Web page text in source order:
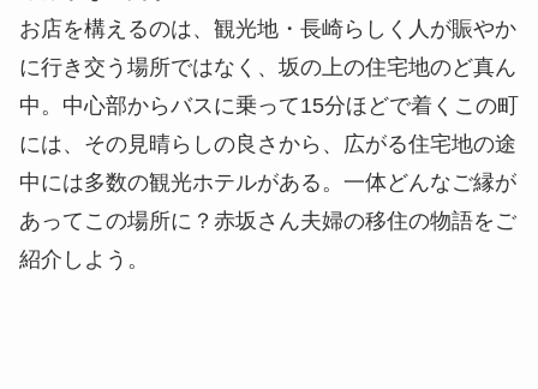
お店を構えるのは、観光地・長崎らしく人が賑やか
に行き交う場所ではなく、坂の上の住宅地のど真ん
中。中心部からバスに乗って15分ほどで着くこの町
には、その見晴らしの良さから、広がる住宅地の途
中には多数の観光ホテルがある。一体どんなご縁が
あってこの場所に？赤坂さん夫婦の移住の物語をご
紹介しよう。